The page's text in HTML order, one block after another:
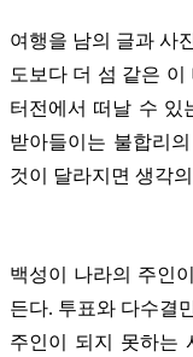
여행을 남의 글과 사
도보다 더 섬 같은 이
터전에서 떠날 수 있
받아들이는 불합리
것이 달라지면 생각
백성이 나라의 주인
든다. 투표와 다수결
주인이 되지 못하는